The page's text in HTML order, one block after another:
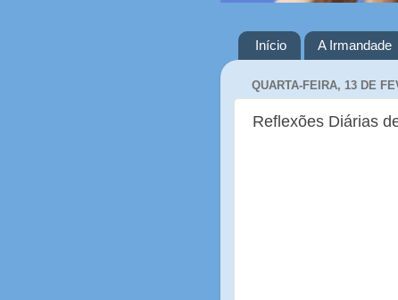
Início A Irmandade
QUARTA-FEIRA, 13 DE
Reflexões Diárias